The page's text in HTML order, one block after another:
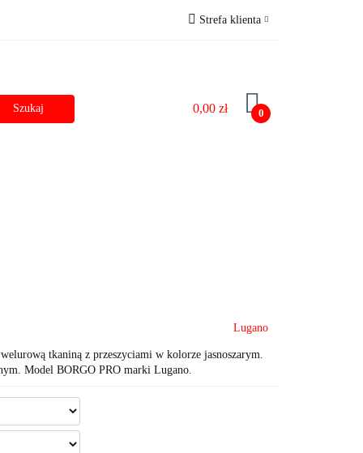
Strefa klienta
Dodaj zgłoszenie do zamówienia
0,00 zł 0
Lugano
tkaniną z przeszyciami w kolorze jasnoszarym.
Model BORGO PRO marki Lugano.